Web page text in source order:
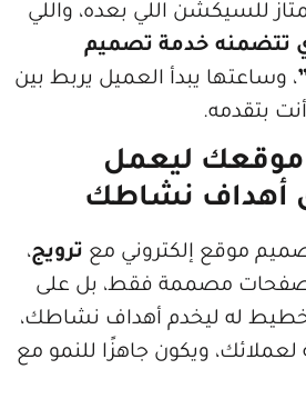
اللي بعده، واللي
خدمة تصميم
يبدأ العميل يربط بين
ليعمل
نشاطك
إلكتروني معترويج،
فقط، بل على
أهداف نشاطك،
ويكون جاهزًا للنمو مع